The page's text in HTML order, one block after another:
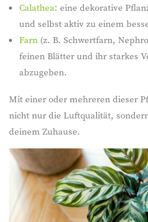
Calathea: eine dekorative
und selbst aktiv zu einem
Farn (z. B. Schwertfarn,
feinen Blätter und ihr starkes
abzugeben.
Mit einer oder mehreren dieser
nicht nur die Luftqualität,
deinem Zuhause.